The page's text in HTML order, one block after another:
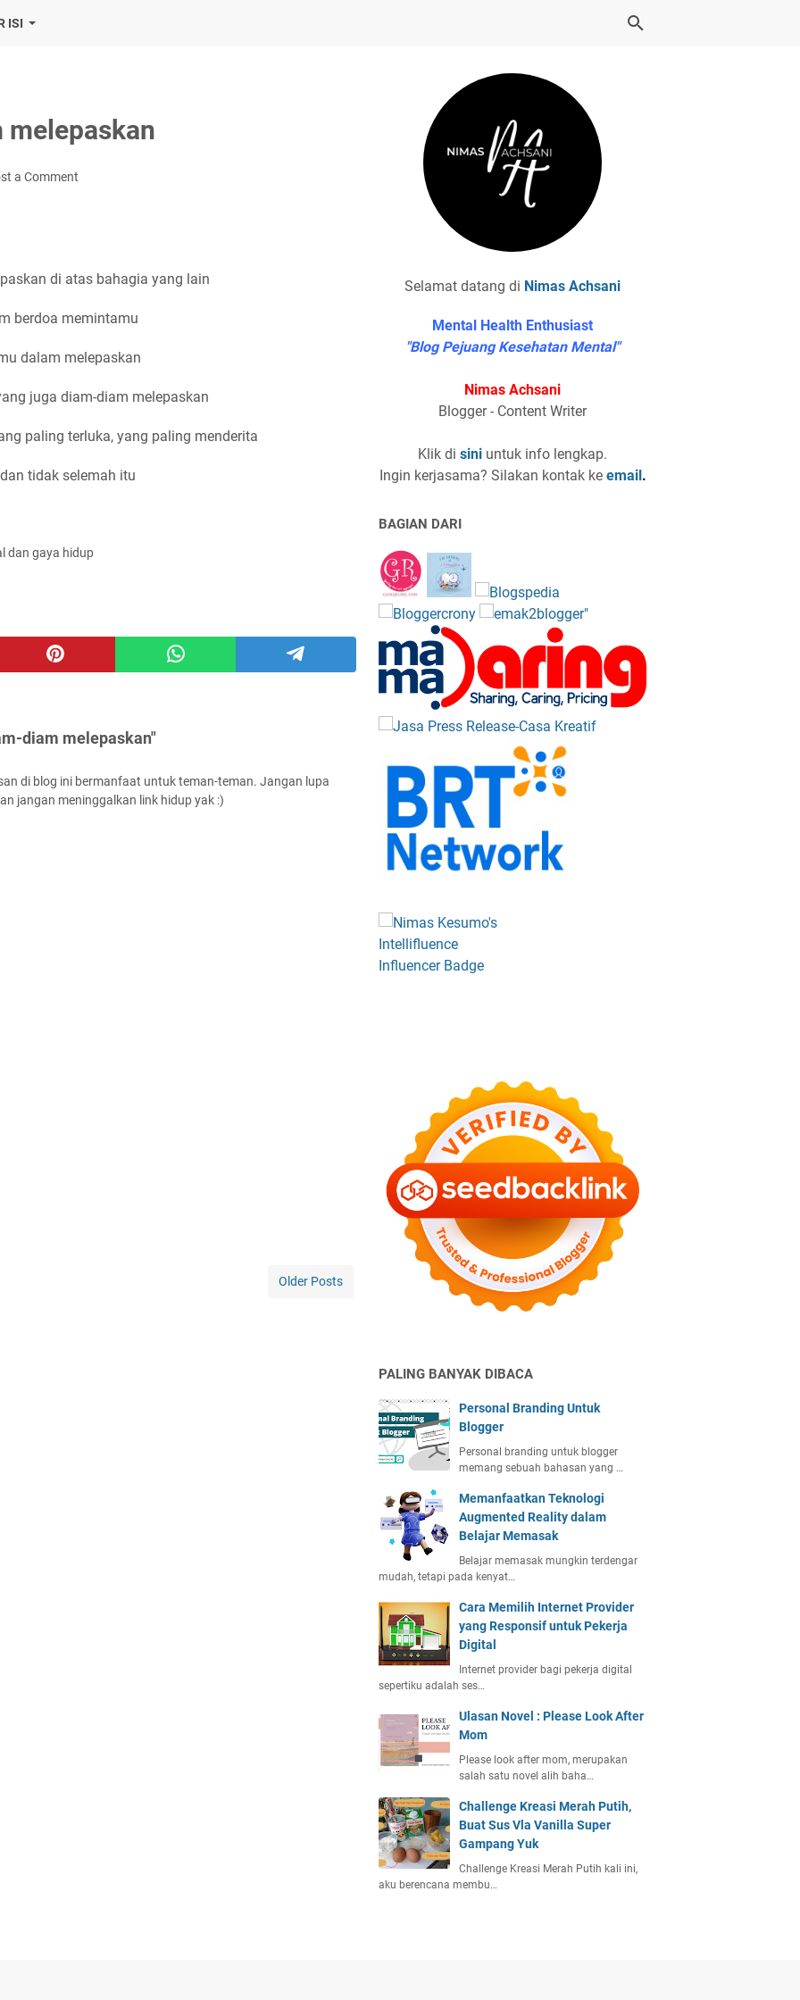
ISI
melepaskan
a Comment
di atas bahagia yang lain
berdoa memintamu
dalam melepaskan
juga diam-diam melepaskan
paling terluka, yang paling menderita
tidak selemah itu
dan gaya hidup
diam melepaskan"
di blog ini bermanfaat untuk teman-teman. Jangan lupa
jangan meninggalkan link hidup yak :)
Older Posts
Selamat datang di Nimas Achsani
Mental Health Enthusiast
"Blog Pejuang Kesehatan Mental"
Nimas Achsani
Blogger - Content Writer
Klik di sini untuk info lengkap.
Ingin kerjasama? Silakan kontak ke email.
BAGIAN DARI
PALING BANYAK DIBACA
Personal Branding Untuk
Blogger
Personal branding untuk blogger
memang sebuah bahasan yang …
Memanfaatkan Teknologi
Augmented Reality dalam
Belajar Memasak
Belajar memasak mungkin terdengar
mudah, tetapi pada kenyat…
Cara Memilih Internet Provider
yang Responsif untuk Pekerja
Digital
Internet provider bagi pekerja digital
sepertiku adalah ses…
Ulasan Novel : Please Look After
Mom
Please look after mom, merupakan
salah satu novel alih baha…
Challenge Kreasi Merah Putih,
Buat Sus Vla Vanilla Super
Gampang Yuk
Challenge Kreasi Merah Putih kali ini,
aku berencana membu…